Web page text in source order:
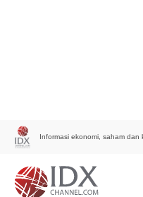
Informasi ekonomi, saham dan